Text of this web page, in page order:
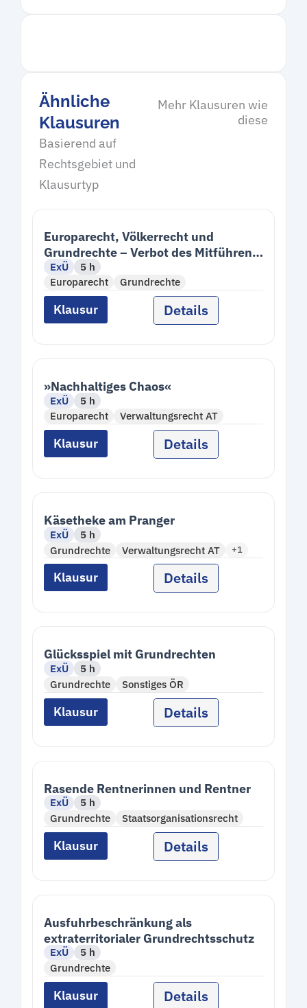
Ähnliche
Klausuren
Basierend auf
Rechtsgebiet und
Klausurtyp
Mehr Klausuren wie
diese
Europarecht, Völkerrecht und
Grundrechte – Verbot des Mitführens
eines Blindenführhundes
ExÜ
5 h
Europarecht
Grundrechte
Klausur Details
»Nachhaltiges Chaos«
ExÜ
5 h
Europarecht
Verwaltungsrecht AT
Klausur Details
Käsetheke am Pranger
ExÜ
5 h
Grundrechte
Verwaltungsrecht AT +1
Klausur Details
Glücksspiel mit Grundrechten
ExÜ
5 h
Grundrechte
Sonstiges ÖR
Klausur Details
Rasende Rentnerinnen und Rentner
ExÜ
5 h
Grundrechte
Staatsorganisationsrecht
Klausur Details
Ausfuhrbeschränkung als
extraterritorialer Grundrechtsschutz
ExÜ
5 h
Grundrechte
Klausur Details